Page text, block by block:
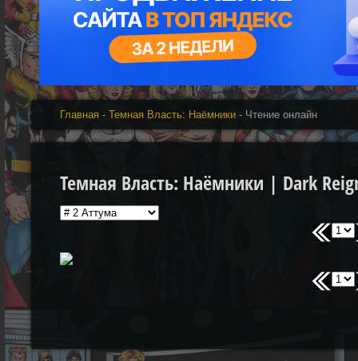
Главная -Темная Власть: Наёмники - Чтение онлайн
Темная Власть: Наёмники | Dark